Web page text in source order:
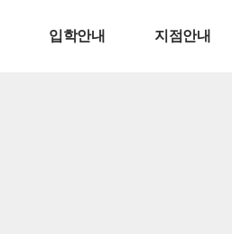
입학안내 지점안내